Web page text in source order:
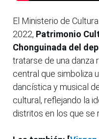
El Ministerio de
2022, Patrimonio
Chonguinada del
tratarse de una danza
central que simboliza
dancística y musical
cultural, reflejando la
distritos en los que se